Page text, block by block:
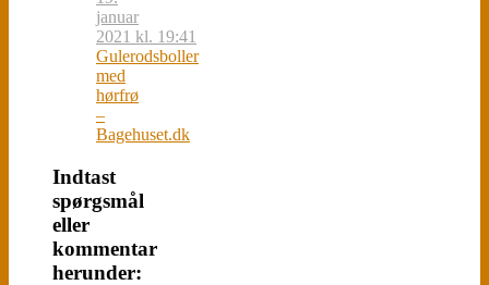
januar
2021 kl. 19:41
Gulerodsboller
med
hørfrø
–
Bagehuset.dk
Indtast
spørgsmål
eller
kommentar
herunder: